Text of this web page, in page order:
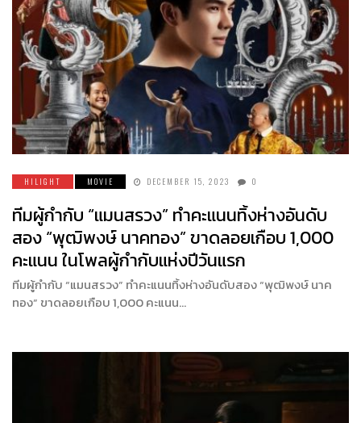
HILIGHT MOVIE DECEMBER 15, 2023 0
ทีมผู้กำกับ “แมนสรวง” ทำคะแนนทิ้งห่างอันดับ
สอง “พุฒิพงษ์ นาคทอง” ขาดลอยเกือบ 1,000
คะแนน ในโพลผู้กำกับแห่งปีวันแรก
ทีมผู้กำกับ “แมนสรวง” ทำคะแนนทิ้งห่างอันดับสอง “พุฒิพงษ์ นาค
ทอง” ขาดลอยเกือบ 1,000 คะแนน…